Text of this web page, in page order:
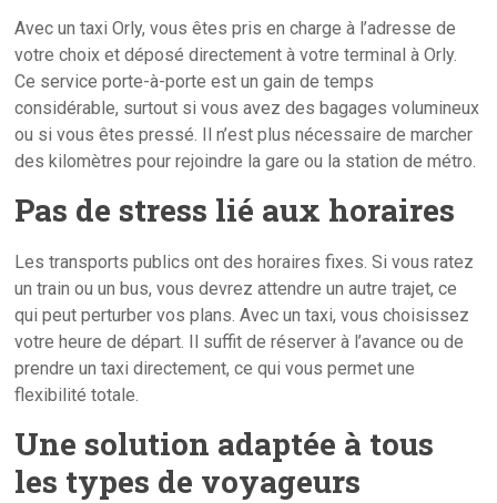
Avec un taxi Orly, vous êtes pris en charge à l’adresse de
votre choix et déposé directement à votre terminal à Orly.
Ce service porte-à-porte est un gain de temps
considérable, surtout si vous avez des bagages volumineux
ou si vous êtes pressé. Il n’est plus nécessaire de marcher
des kilomètres pour rejoindre la gare ou la station de métro.
Pas de stress lié aux horaires
Les transports publics ont des horaires fixes. Si vous ratez
un train ou un bus, vous devrez attendre un autre trajet, ce
qui peut perturber vos plans. Avec un taxi, vous choisissez
votre heure de départ. Il suffit de réserver à l’avance ou de
prendre un taxi directement, ce qui vous permet une
flexibilité totale.
Une solution adaptée à tous
les types de voyageurs